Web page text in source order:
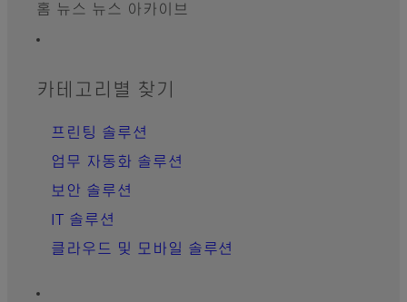
Footer
홈 뉴스 뉴스 아카이브
사이트맵
카테고리별 찾기
프린팅 솔루션
업무 자동화 솔루션
보안 솔루션
IT 솔루션
클라우드 및 모바일 솔루션